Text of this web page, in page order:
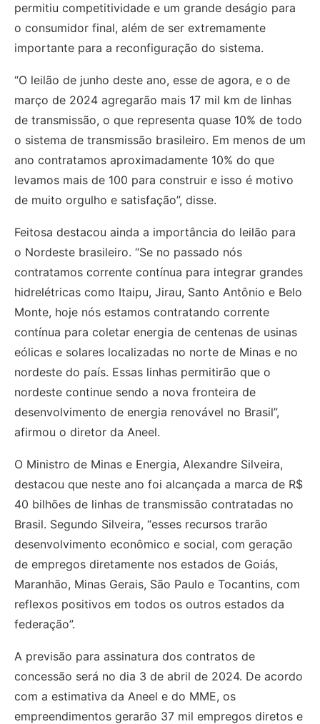
permitiu competitividade e um grande deságio para
o consumidor final, além de ser extremamente
importante para a reconfiguração do sistema.
“O leilão de junho deste ano, esse de agora, e o de
março de 2024 agregarão mais 17 mil km de linhas
de transmissão, o que representa quase 10% de todo
o sistema de transmissão brasileiro. Em menos de um
ano contratamos aproximadamente 10% do que
levamos mais de 100 para construir e isso é motivo
de muito orgulho e satisfação”, disse.
Feitosa destacou ainda a importância do leilão para
o Nordeste brasileiro. “Se no passado nós
contratamos corrente contínua para integrar grandes
hidrelétricas como Itaipu, Jirau, Santo Antônio e Belo
Monte, hoje nós estamos contratando corrente
contínua para coletar energia de centenas de usinas
eólicas e solares localizadas no norte de Minas e no
nordeste do país. Essas linhas permitirão que o
nordeste continue sendo a nova fronteira de
desenvolvimento de energia renovável no Brasil”,
afirmou o diretor da Aneel.
O Ministro de Minas e Energia, Alexandre Silveira,
destacou que neste ano foi alcançada a marca de R$
40 bilhões de linhas de transmissão contratadas no
Brasil. Segundo Silveira, “esses recursos trarão
desenvolvimento econômico e social, com geração
de empregos diretamente nos estados de Goiás,
Maranhão, Minas Gerais, São Paulo e Tocantins, com
reflexos positivos em todos os outros estados da
federação”.
A previsão para assinatura dos contratos de
concessão será no dia 3 de abril de 2024. De acordo
com a estimativa da Aneel e do MME, os
empreendimentos gerarão 37 mil empregos diretos e